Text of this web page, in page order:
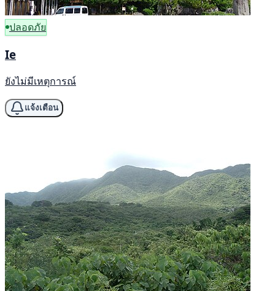
ปลอดภัย
Ie
ยังไม่มีเหตุการณ์
แจ้งเตือน